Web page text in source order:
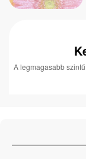
A legmagasabb